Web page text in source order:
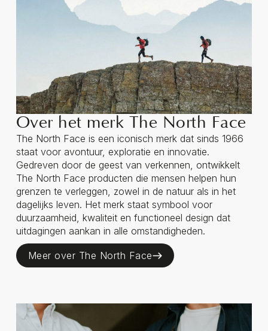
Over het merk The North Face
The North Face is een iconisch merk dat sinds 1966
staat voor avontuur, exploratie en innovatie.
Gedreven door de geest van verkennen, ontwikkelt
The North Face producten die mensen helpen hun
grenzen te verleggen, zowel in de natuur als in het
dagelijks leven. Het merk staat symbool voor
duurzaamheid, kwaliteit en functioneel design dat
uitdagingen aankan in alle omstandigheden.
Meer over The North Face